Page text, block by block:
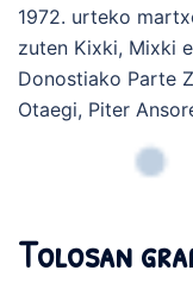
1972. urteko
zuten Kixki, Mixki
Donostiako Parte
Otaegi, Piter
Tolosan